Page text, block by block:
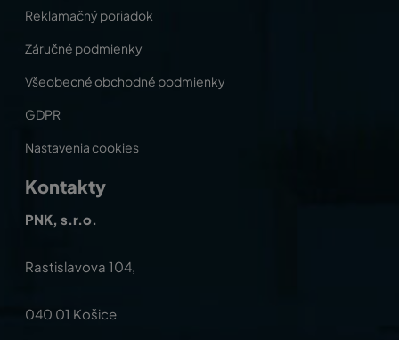
Reklamačný poriadok
Záručné podmienky
Všeobecné obchodné podmienky
GDPR
Nastavenia cookies
Kontakty
PNK, s.r.o.
Rastislavova 104,
040 01 Košice